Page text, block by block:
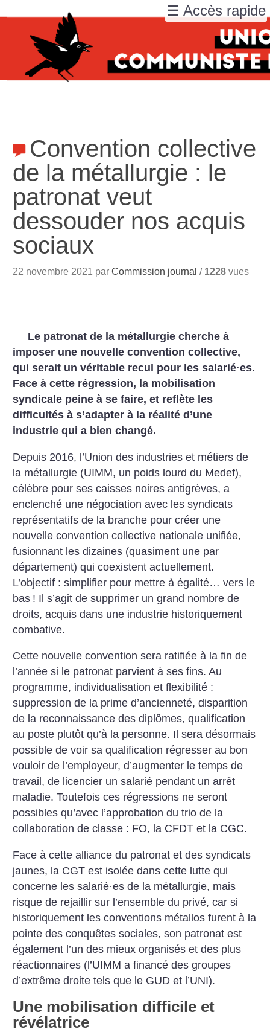
Convention collective
de la métallurgie : le
patronat veut
dessouder nos acquis
sociaux
22 novembre 2021 parCommission journal / 1228 vues
Le patronat de la métallurgie cherche à
imposer une nouvelle convention collective,
qui serait un véritable recul pour les salarié·es.
Face à cette régression, la mobilisation
syndicale peine à se faire, et reflète les
difficultés à s’adapter à la réalité d’une
industrie qui a bien changé.
Depuis 2016, l’Union des industries et métiers de
la métallurgie (UIMM, un poids lourd du Medef),
célèbre pour ses caisses noires antigrèves, a
enclenché une négociation avec les syndicats
représentatifs de la branche pour créer une
nouvelle convention collective nationale unifiée,
fusionnant les dizaines (quasiment une par
département) qui coexistent actuellement.
L’objectif : simplifier pour mettre à égalité… vers le
bas ! Il s’agit de supprimer un grand nombre de
droits, acquis dans une industrie historiquement
combative.
Cette nouvelle convention sera ratifiée à la fin de
l’année si le patronat parvient à ses fins. Au
programme, individualisation et flexibilité :
suppression de la prime d’ancienneté, disparition
de la reconnaissance des diplômes, qualification
au poste plutôt qu’à la personne. Il sera désormais
possible de voir sa qualification régresser au bon
vouloir de l’employeur, d’augmenter le temps de
travail, de licencier un salarié pendant un arrêt
maladie. Toutefois ces régressions ne seront
possibles qu’avec l’approbation du trio de la
collaboration de classe : FO, la CFDT et la CGC.
Face à cette alliance du patronat et des syndicats
jaunes, la CGT est isolée dans cette lutte qui
concerne les salarié·es de la métallurgie, mais
risque de rejaillir sur l’ensemble du privé, car si
historiquement les conventions métallos furent à la
pointe des conquêtes sociales, son patronat est
également l’un des mieux organisés et des plus
réactionnaires (l’UIMM a financé des groupes
d’extrême droite tels que le GUD et l’UNI).
Une mobilisation difficile et
révélatrice
☰ Accès rapide